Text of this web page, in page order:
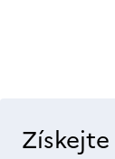
Získejte